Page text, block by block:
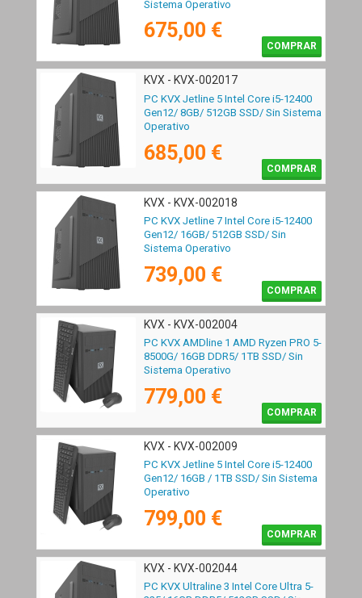
Sistema Operativo
675,00 €
COMPRAR
KVX - KVX-002017
PC KVX Jetline 5 Intel Core i5-12400
Gen12/ 8GB/ 512GB SSD/ Sin Sistema
Operativo
685,00 €
COMPRAR
KVX - KVX-002018
PC KVX Jetline 7 Intel Core i5-12400
Gen12/ 16GB/ 512GB SSD/ Sin
Sistema Operativo
739,00 €
COMPRAR
KVX - KVX-002004
PC KVX AMDline 1 AMD Ryzen PRO 5-
8500G/ 16GB DDR5/ 1TB SSD/ Sin
Sistema Operativo
779,00 €
COMPRAR
KVX - KVX-002009
PC KVX Jetline 5 Intel Core i5-12400
Gen12/ 16GB / 1TB SSD/ Sin Sistema
Operativo
799,00 €
COMPRAR
KVX - KVX-002044
PC KVX Ultraline 3 Intel Core Ultra 5-